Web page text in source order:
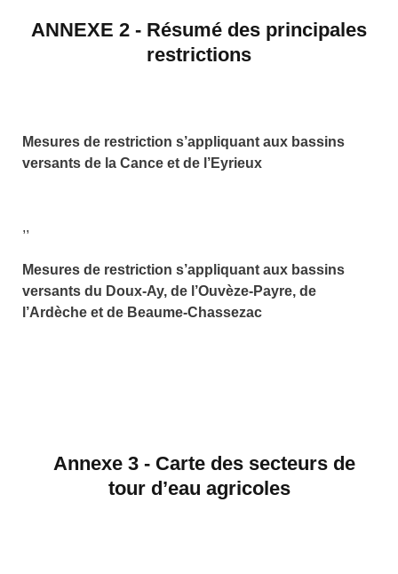
ANNEXE 2 - Résumé des principales
restrictions
Mesures de restriction s’appliquant aux bassins
versants de la Cance et de l’Eyrieux
,,
Mesures de restriction s’appliquant aux bassins
versants du Doux-Ay, de l’Ouvèze-Payre, de
l’Ardèche et de Beaume-Chassezac
Annexe 3 - Carte des secteurs de
tour d’eau agricoles